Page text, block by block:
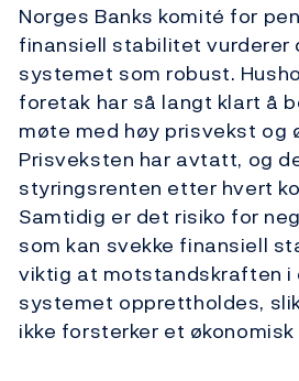
Norges Banks komité for
finansiell stabilitet vurderer
systemet som robust.
foretak har så langt klart å
møte med høy prisvekst og
Prisveksten har avtatt, og
styringsrenten etter hvert
Samtidig er det risiko for
som kan svekke finansiell
viktig at motstandskraften i
systemet opprettholdes,
ikke forsterker et